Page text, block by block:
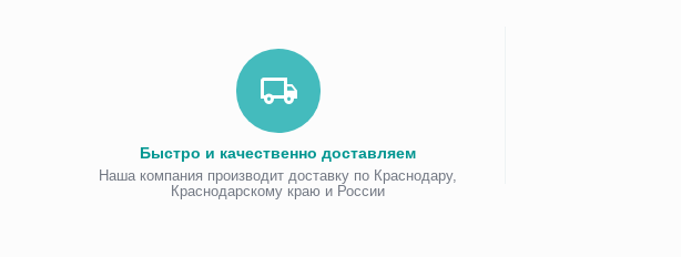
Быстро и качественно доставляем
Наша компания производит доставку по Краснодару,
Краснодарскому краю и России